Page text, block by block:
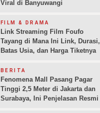
Viral di Banyuwangi
FILM & DRAMA
Link Streaming Film Foufo
Tayang di Mana Ini Link, Durasi,
Batas Usia, dan Harga Tiketnya
BERITA
Fenomena Mall Pasang Pagar
Tinggi 2,5 Meter di Jakarta dan
Surabaya, Ini Penjelasan Resmi